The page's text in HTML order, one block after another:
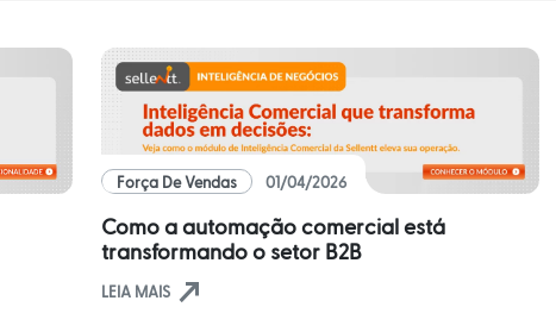
Força De Vendas 01/04/2026
Como a automação comercial está
transformando o setor B2B
LEIA MAIS north_east